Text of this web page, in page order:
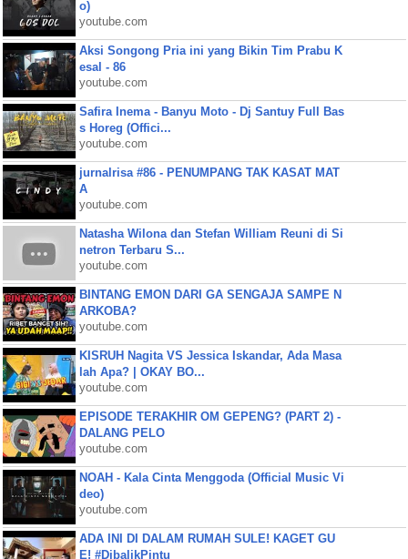
o)
youtube.com
Aksi Songong Pria ini yang Bikin Tim Prabu K
esal - 86
youtube.com
Safira Inema - Banyu Moto - Dj Santuy Full Bas
s Horeg (Offici...
youtube.com
jurnalrisa #86 - PENUMPANG TAK KASAT MAT
A
youtube.com
Natasha Wilona dan Stefan William Reuni di Si
netron Terbaru S...
youtube.com
BINTANG EMON DARI GA SENGAJA SAMPE N
ARKOBA?
youtube.com
KISRUH Nagita VS Jessica Iskandar, Ada Masa
lah Apa? | OKAY BO...
youtube.com
EPISODE TERAKHIR OM GEPENG? (PART 2) -
DALANG PELO
youtube.com
NOAH - Kala Cinta Menggoda (Official Music Vi
deo)
youtube.com
ADA INI DI DALAM RUMAH SULE! KAGET GU
E! #DibalikPintu